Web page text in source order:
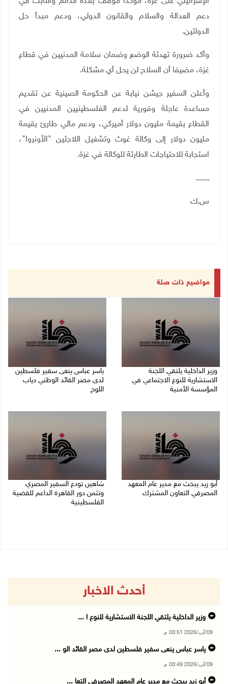
دعم العدالة والسلام والقانون الدولي، ودعم مبدأ حل
الدولتين.
وأكد ضرورة تهدئة الوضع وضمان سلامة المدنيين في قطاع
غزة، مضيفا أن السلاح لن يحل أي مشكلة.
وأعلن السفير جيشن نيابة عن الحكومة الصينية عن تقديم
مساعدة عاجلة وفورية لدعم الفلسطينيين المدنيين في
القطاع بقيمة مليون دولار أميركي، ودعم مالي طارئ بقيمة
مليون دولار إلى وكالة غوث وتشغيل اللاجئين "الأونروا"،
استجابة للاحتياجات الطارئة للوكالة في غزة.
ـــــــــــــ
س.ك
مواضيع ذات صلة
وزير الداخلية يلتقي اللجنة
الاستشارية للنوع الاجتماعي في
المؤسسة الأمنية
ياسر عباس ينعى سفير فلسطين
لدى مصر القائد الوطني دياب
اللوح
أبو زيد يبحث مع مدير عام المعهد
المصرفي التعاون المشترك
شاهين تودع السفير المصري
وتثمن دور القاهرة الداعم للقضية
الفلسطينية
أحدث الاخبار
وزير الداخلية يلتقي اللجنة الاستشارية للنوع ا ...
09/آب/2026 03:51 م
ياسر عباس ينعى سفير فلسطين لدى مصر القائد الو ...
09/آب/2026 03:49 م
أبو زيد يبحث مع مدير عام المعهد المصرفي التعا ...